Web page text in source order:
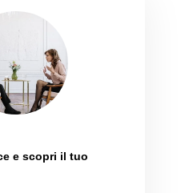
e scopri il tuo